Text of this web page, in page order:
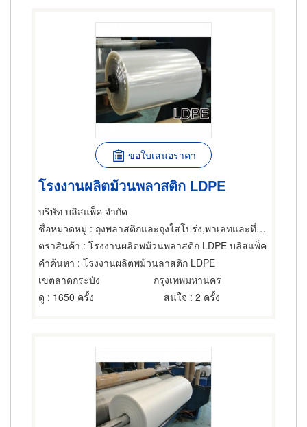
ขอใบเสนอราคา
โรงงานผลิตม้วนพลาสติก LDPE
บริษัท บลิสแพ็ค จำกัด
ชื่อหมวดหมู่ : ถุงพลาสติกและถุงใสโปร่ง,พาเลทและที่รองเลื่อนกะบะ,เครื่องจักรกลและเครื่องมือกล
ตราสินค้า : โรงงานผลิตพม้วนพลาสติก LDPE บลิสแพ็ค
คำค้นหา : โรงงานผลิตพม้วนลาสติก LDPE
เขตลาดกระบัง
กรุงเทพมหานคร
ดู : 1650 ครั้ง สนใจ : 2 ครั้ง